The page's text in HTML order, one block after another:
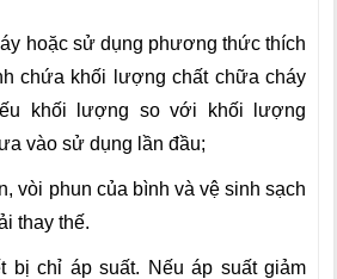
hoặc sử dụng phương thức thích
chứa khối lượng chất chữa cháy
khối lượng so với khối lượng
vào sử dụng lần đầu;
vòi phun của bình và vệ sinh sạch
thay thế.
bị chỉ áp suất. Nếu áp suất giảm